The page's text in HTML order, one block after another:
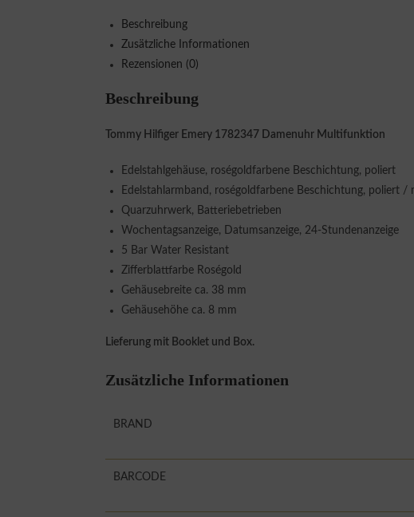
Beschreibung
Zusätzliche Informationen
Rezensionen (0)
Beschreibung
Tommy Hilfiger Emery 1782347 Damenuhr Multifunktion
Edelstahlgehäuse, roségoldfarbene Beschichtung, poliert
Edelstahlarmband, roségoldfarbene Beschichtung, poliert /
Quarzuhrwerk, Batteriebetrieben
Wochentagsanzeige, Datumsanzeige, 24-Stundenanzeige
5 Bar Water Resistant
Zifferblattfarbe Roségold
Gehäusebreite ca. 38 mm
Gehäusehöhe ca. 8 mm
Lieferung mit Booklet und Box.
Zusätzliche Informationen
BRAND
BARCODE